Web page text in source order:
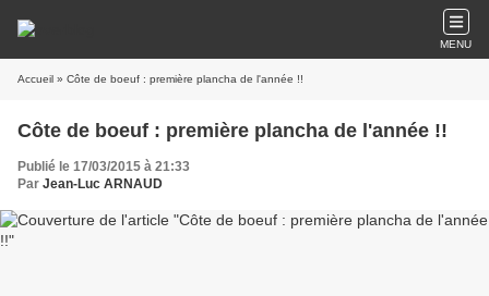
MENU
Accueil » Côte de boeuf : première plancha de l'année !!
Côte de boeuf : première plancha de l'année !!
Publié le 17/03/2015 à 21:33
Par Jean-Luc ARNAUD